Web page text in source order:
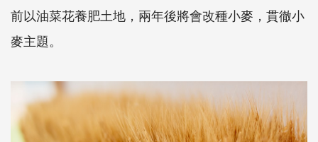
前以油菜花養肥土地，兩年後將會改種小麥，貫徹小
麥主題。